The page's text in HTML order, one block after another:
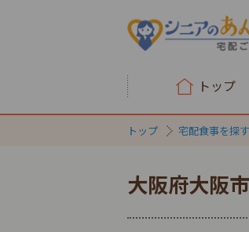
トップ
トップ 宅配食事を探す
大阪府大阪